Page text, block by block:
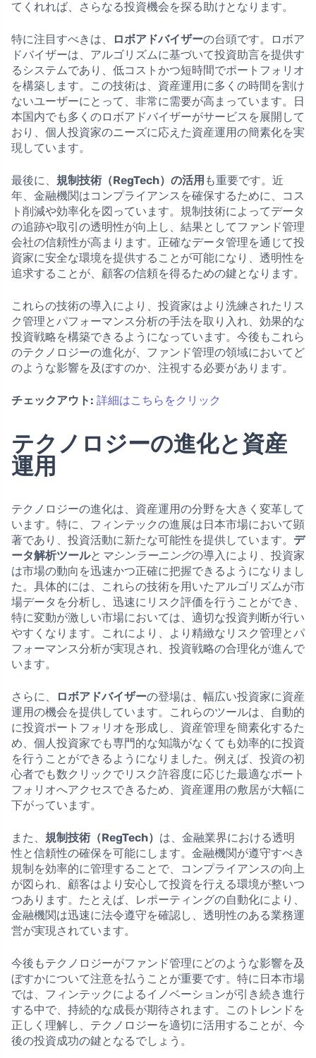
てくれれば、さらなる投資機会を探る助けとなります。
特に注目すべきは、 ロボアドバイザーの台頭です。ロボア
ドバイザーは、アルゴリズムに基づいて投資助言を提供す
るシステムであり、低コストかつ短時間でポートフォリオ
を構築します。この技術は、資産運用に多くの時間を割け
ないユーザーにとって、非常に需要が高まっています。日
本国内でも多くのロボアドバイザーがサービスを展開して
おり、個人投資家のニーズに応えた資産運用の簡素化を実
現しています。
最後に、 規制技術（RegTech）の活用 も重要です。近
年、金融機関はコンプライアンスを確保するために、コス
ト削減や効率化を図っています。規制技術によってデータ
の追跡や取引の透明性が向上し、結果としてファンド管理
会社の信頼性が高まります。正確なデータ管理を通じて投
資家に安全な環境を提供することが可能になり、透明性を
追求することが、顧客の信頼を得るための鍵となります。
これらの技術の導入により、投資家はより洗練されたリス
ク管理とパフォーマンス分析の手法を取り入れ、効果的な
投資戦略を構築できるようになっています。今後もこれら
のテクノロジーの進化が、ファンド管理の領域においてど
のような影響を及ぼすのか、注視する必要があります。
チェックアウト: 詳細はこちらをクリック
テクノロジーの進化と資産
運用
テクノロジーの進化は、資産運用の分野を大きく変革して
います。特に、フィンテックの進展は日本市場において顕
著であり、投資活動に新たな可能性を提供しています。 デ
ータ解析ツールと マシンラーニングの導入により、投資家
は市場の動向を迅速かつ正確に把握できるようになりまし
た。具体的には、これらの技術を用いたアルゴリズムが市
場データを分析し、迅速にリスク評価を行うことができ、
特に変動が激しい市場においては、適切な投資判断が行い
やすくなります。これにより、より精緻なリスク管理とパ
フォーマンス分析が実現され、投資戦略の合理化が進んで
います。
さらに、 ロボアドバイザーの登場は、幅広い投資家に資産
運用の機会を提供しています。これらのツールは、自動的
に投資ポートフォリオを形成し、資産管理を簡素化するた
め、個人投資家でも専門的な知識がなくても効率的に投資
を行うことができるようになりました。例えば、投資の初
心者でも数クリックでリスク許容度に応じた最適なポート
フォリオへアクセスできるため、資産運用の敷居が大幅に
下がっています。
また、 規制技術（RegTech） は、金融業界における透明
性と信頼性の確保を可能にします。金融機関が遵守すべき
規制を効率的に管理することで、コンプライアンスの向上
が図られ、顧客はより安心して投資を行える環境が整いつ
つあります。たとえば、レポーティングの自動化により、
金融機関は迅速に法令遵守を確認し、透明性のある業務運
営が実現されています。
今後もテクノロジーがファンド管理にどのような影響を及
ぼすかについて注意を払うことが重要です。特に日本市場
では、フィンテックによるイノベーションが引き続き進行
する中で、持続的な成長が期待されます。このトレンドを
正しく理解し、テクノロジーを適切に活用することが、今
後の投資成功の鍵となるでしょう。